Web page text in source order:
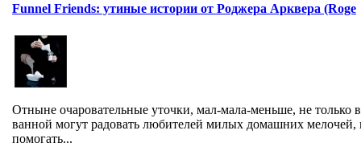
Funnel Friends: утиные истории от Роджера Арквера (Roge
Отныне очаровательные уточки, мал-мала-меньше, не только в
ванной могут радовать любителей милых домашних мелочей,
помогать...